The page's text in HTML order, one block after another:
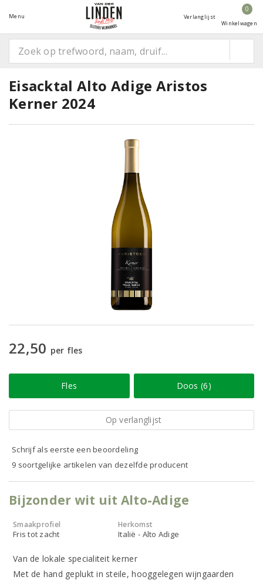
Menu Verlanglijst
0
Winkelwagen
Eisacktal Alto Adige Aristos
Kerner 2024
22,50 per fles
Fles Doos (6)
Op verlanglijst
Schrijf als eerste een beoordeling
9 soortgelijke artikelen van dezelfde producent
Bijzonder wit uit Alto-Adige
Smaakprofiel
Fris tot zacht
Herkomst
Italië - Alto Adige
Van de lokale specialiteit kerner
Met de hand geplukt in steile, hooggelegen wijngaarden